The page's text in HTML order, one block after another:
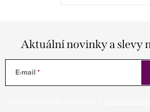
Aktuální novinky a slevy
E-mail